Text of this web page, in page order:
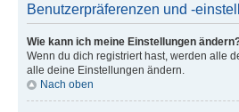
Benutzerpräferenzen und -
Wie kann ich meine Einstellungen
Wenn du dich registriert hast, werden alle
alle deine Einstellungen ändern.
Nach oben